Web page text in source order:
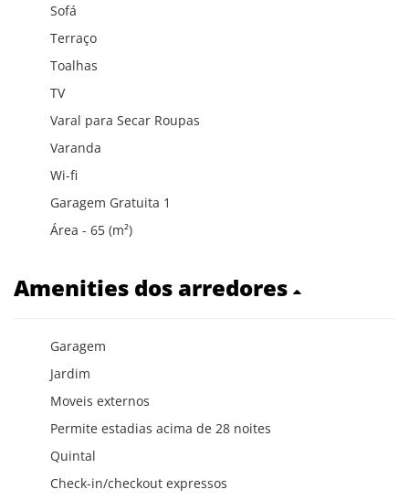
Sofá
Terraço
Toalhas
TV
Varal para Secar Roupas
Varanda
Wi-fi
Garagem Gratuita 1
Área - 65 (m²)
Amenities dos arredores
Garagem
Jardim
Moveis externos
Permite estadias acima de 28 noites
Quintal
Check-in/checkout expressos